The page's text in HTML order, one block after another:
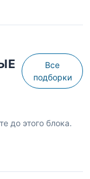
Все
подборки
до этого блока.